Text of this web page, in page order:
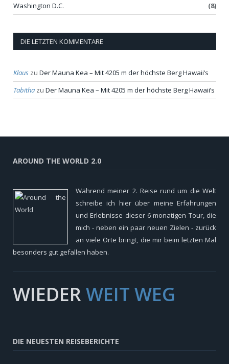
Washington D.C.
(8)
DIE LETZTEN KOMMENTARE
Klaus zu Der Mauna Kea – Mit 4205 m der höchste Berg Hawaii’s
Tabitha zu Der Mauna Kea – Mit 4205 m der höchste Berg Hawaii’s
AROUND THE WORLD 2.0
Während meiner 2. Reise rund um die Welt
schreibe ich hier über meine Erfahrungen
und Erlebnisse dieser 6-monatigen Tour, die
mich - neben ein paar neuen Zielen - zurück
an viele Orte bringt, die mir beim letzten Mal
besonders gut gefallen haben.
WIEDER WEIT WEG
DIE NEUESTEN REISEBERICHTE